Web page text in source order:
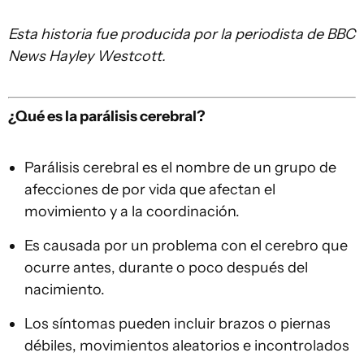
Esta historia fue producida por la periodista de BBC
NewsHayley Westcott.
¿Qué es la parálisis cerebral?
Parálisis cerebral es el nombre de un grupo de
afecciones de por vida que afectan el
movimiento y a la coordinación.
Es causada por un problema con el cerebro que
ocurre antes, durante o poco después del
nacimiento.
Los síntomas pueden incluir brazos o piernas
débiles, movimientos aleatorios e incontrolados